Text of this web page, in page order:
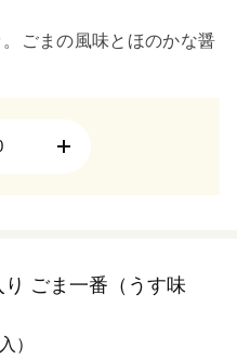
ごまの風味とほのかな醤
り ごま一番（うす味
）